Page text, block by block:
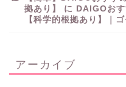
拠あり】
に DAIGOお
【科学的根拠あり】｜
アーカイブ